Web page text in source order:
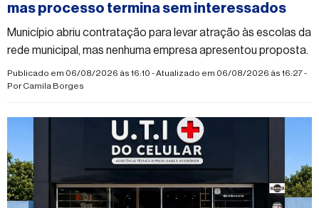
mas processo termina sem interessados
Município abriu contratação para levar atração às escolas da
rede municipal, mas nenhuma empresa apresentou proposta.
Publicado em 06/08/2026 às 16:10 - Atualizado em 06/08/2026 às 16:27 -
PorCamila Borges